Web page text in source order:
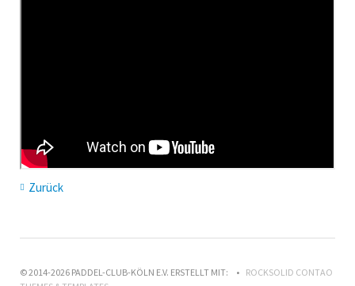
Zurück
© 2014-2026 PADDEL-CLUB-KÖLN E.V. ERSTELLT MIT:
ROCKSOLID CONTAO